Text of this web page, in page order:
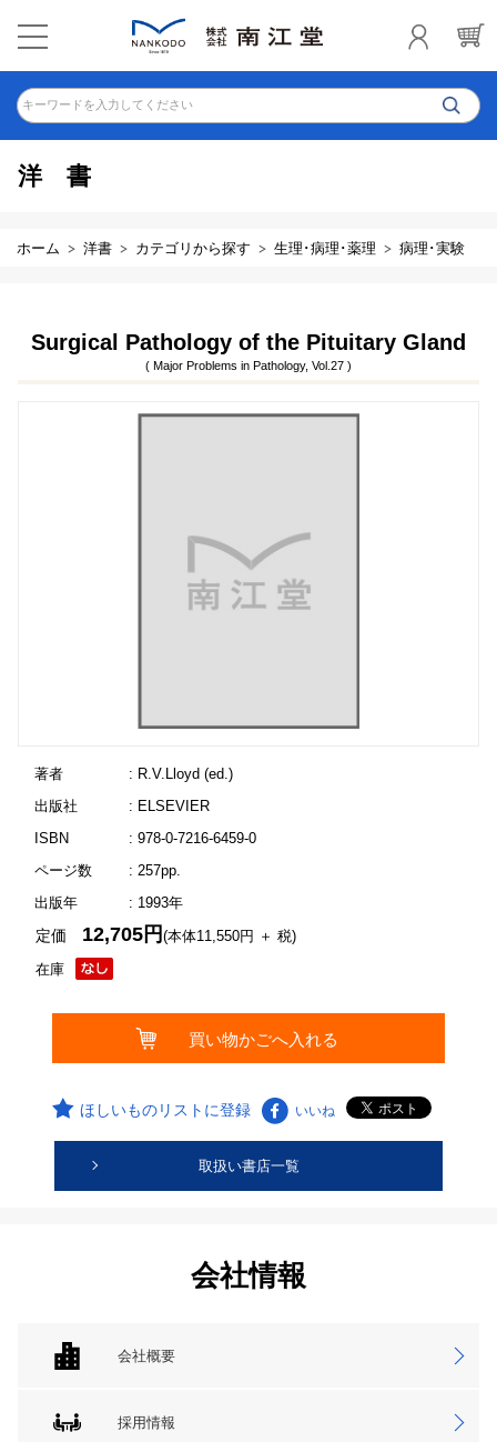
キーワードを入力してください
洋書
ホーム 洋書 カテゴリから探す 生理･病理･薬理 病理･実験
Surgical Pathology of the Pituitary Gland
( Major Problems in Pathology, Vol.27 )
著者
: R.V.Lloyd (ed.)
出版社
: ELSEVIER
ISBN
: 978-0-7216-6459-0
ページ数
: 257pp.
出版年
: 1993年
在庫
定価 12,705円(本体11,550円 ＋ 税)
ほしいものリストに登録 いいね
取扱い書店一覧
会社情報
会社概要
採用情報